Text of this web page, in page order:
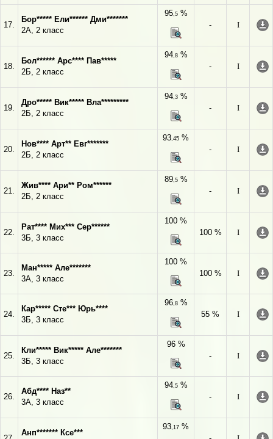
17.
Бор***** Ели****** Дми*******
2А, 2 класс
95,5%
-
I
18.
Бол****** Арс**** Пав*****
2Б, 2 класс
94,8%
-
I
19.
Дро***** Вик***** Вла*********
2Б, 2 класс
94,3%
-
I
20.
Нов**** Арт** Евг*******
2Б, 2 класс
93,45 %
-
I
21.
Жив**** Ари** Ром******
2Б, 2 класс
89,5%
-
I
22.
Рат**** Мих*** Сер******
3Б, 3 класс
100 %
100 %
I
23.
Ман***** Але*******
3А, 3 класс
100 %
100 %
I
24.
Кар***** Сте*** Юрь****
3Б, 3 класс
96,8%
55 %
I
25.
Кли***** Вик***** Але*******
3Б, 3 класс
96 %
-
I
26.
Абд**** Наз**
3А, 3 класс
94,5%
-
I
Анп******* Ксе***
93,17 %